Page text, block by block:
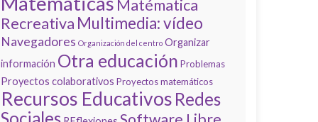
Matématica
Recreativa Multimedia: vídeo
Navegadores Organización del centro Organizar
información Otra educación Problemas
Proyectos colaborativos Proyectos matemáticos
Recursos Educativos Redes